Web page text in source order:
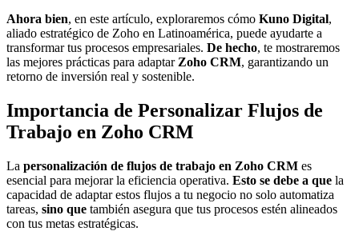
Ahora bien, en este artículo, exploraremos cómo Kuno Digital,
aliado estratégico de Zoho en Latinoamérica, puede ayudarte a
transformar tus procesos empresariales. De hecho, te mostraremos
las mejores prácticas para adaptar Zoho CRM, garantizando un
retorno de inversión real y sostenible.
Importancia de Personalizar Flujos de
Trabajo en Zoho CRM
La personalización de flujos de trabajo en Zoho CRM es
esencial para mejorar la eficiencia operativa. Esto se debe a que la
capacidad de adaptar estos flujos a tu negocio no solo automatiza
tareas, sino que también asegura que tus procesos estén alineados
con tus metas estratégicas.